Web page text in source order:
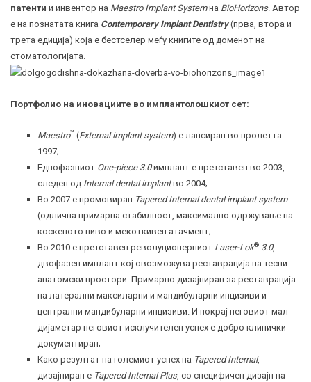
патенти и инвентор на Maestro Implant Systemна BioHorizons. Автор
е на познатата книга Contemporary Implant Dentistry(прва, втора и
трета едиција) која е бестселер меѓу книгите од доменот на
стоматологијата.
Портфолио на иновациите во имплантолошкиот сет:
Maestro™ (External implant system) е лансиран во пролетта
1997;
Еднофазниот One-piece 3.0имплант е претставен во 2003,
следен од Internal dental implantво 2004;
Во 2007 е промовиран Tapered Internal dental implant system
(одлична примарна стабилност, максимално одржување на
коскеното ниво и мекоткивен атачмент;
Во 2010 е претставен револуционерниот Laser-Lok® 3.0,
двофазен имплант кој овозможува реставрација на тесни
анатомски простори. Примарно дизајниран за реставрација
на латерални максиларни и мандибуларни инцизиви и
централни мандибуларни инцизиви. И покрај неговиот мал
дијаметар неговиот исклучителен успех е добро клинички
документиран;
Како резултат на големиот успех на Tapered Internal,
дизајниран е Tapered Internal Plus, со специфичен дизајн на